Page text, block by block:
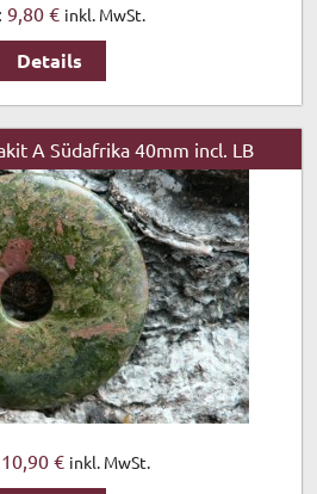
9,80 € inkl. MwSt.
Details
A Südafrika 40mm incl. LB
10,90 € inkl. MwSt.